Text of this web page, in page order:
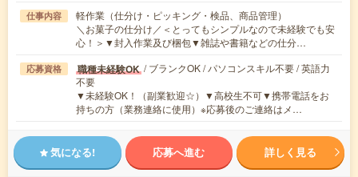
仕事内容
軽作業（仕分け・ピッキング・検品、商品管理）
＼お菓子の仕分け／＜とってもシンプルなので未経験でも安
心！＞▼封入作業及び梱包▼雑誌や書籍などの仕分…
応募資格 職種未経験OK / ブランクOK / パソコンスキル不要 / 英語力
不要
▼未経験OK！（副業歓迎☆）▼高校生不可▼携帯電話をお
持ちの方（業務連絡に使用）※応募後のご連絡はメ…
気になる! 応募へ進む 詳しく見る